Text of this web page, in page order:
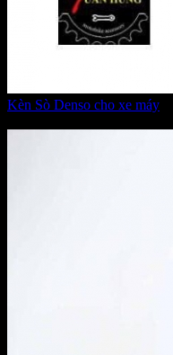
Kèn Sò Denso cho xe máy